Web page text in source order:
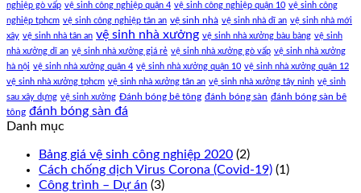
nghiệp gò vấp vệ sinh công nghiệp quận 4 vệ sinh công nghiệp quận 10 vệ sinh công
nghiệp tphcm vệ sinh công nghiệp tân an vệ sinh nhà vệ sinh nhà dĩ an vệ sinh nhà mới
xây vệ sinh nhà tân an vệ sinh nhà xưởng vệ sinh nhà xưởng bàu bàng vệ sinh
nhà xưởng dĩ an vệ sinh nhà xưởng giá rẻ vệ sinh nhà xưởng gò vấp vệ sinh nhà xưởng
hà nội vệ sinh nhà xưởng quận 4 vệ sinh nhà xưởng quận 10 vệ sinh nhà xưởng quận 12
vệ sinh nhà xưởng tphcm vệ sinh nhà xưởng tân an vệ sinh nhà xưởng tây ninh vệ sinh
sau xây dựng vệ sinh xưởng Đánh bóng bê tông đánh bóng sàn đánh bóng sàn bê
tông đánh bóng sàn đá
Danh mục
Bảng giá vệ sinh công nghiệp 2020 (2)
Cách chống dịch Virus Corona (Covid-19) (1)
Công trình – Dự án (3)